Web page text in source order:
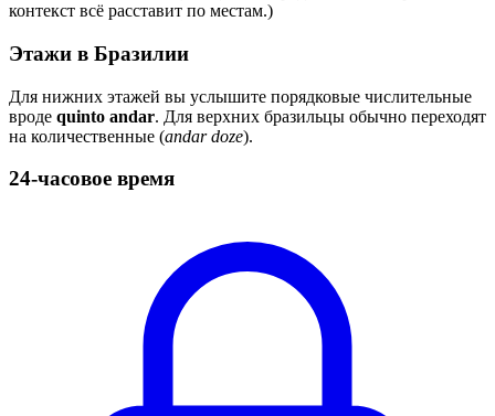
контекст всё расставит по местам.)
Этажи в Бразилии
Для нижних этажей вы услышите порядковые числительные
вроде quinto andar. Для верхних бразильцы обычно переходят
на количественные (andar doze).
24-часовое время